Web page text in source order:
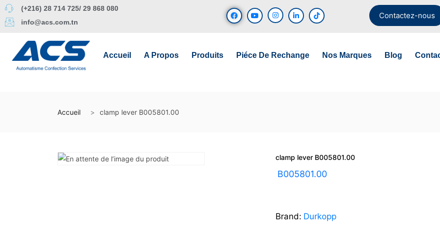
(+216) 28 714 725/ 29 868 080
info@acs.com.tn
Contactez-nous
Accueil A Propos Produits Piéce De Rechange Nos Marques Blog
Accueil clamp lever B005801.00
clamp lever B005801.00
B005801.00
Brand: Durkopp